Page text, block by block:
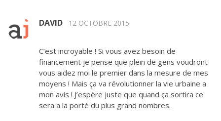
DAVID 12 OCTOBRE 2015
C’est incroyable ! Si vous avez besoin de
financement je pense que plein de gens voudront
vous aidez moi le premier dans la mesure de mes
moyens ! Mais ça va révolutionner la vie urbaine a
mon avis ! J’espère juste que quand ça sortira ce
sera a la porté du plus grand nombres.